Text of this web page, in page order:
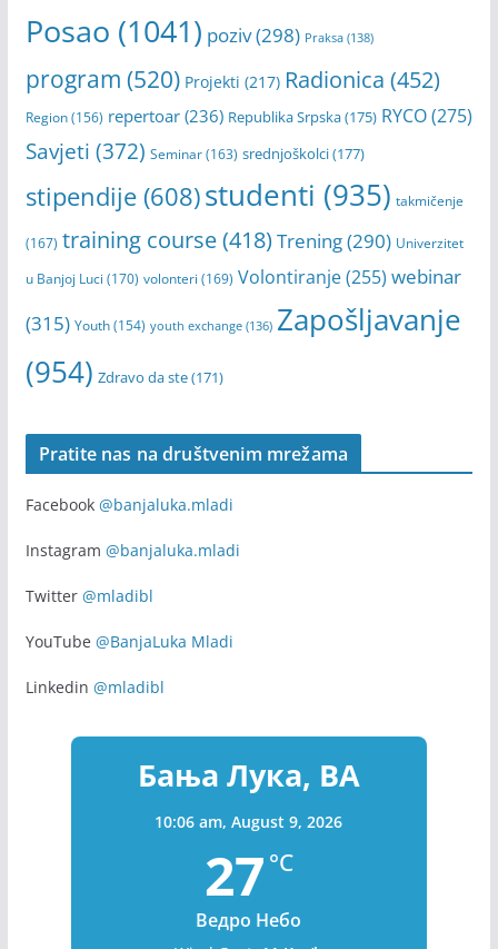
Posao (1041) poziv(298) Praksa(138)
program (520) Projekti (217) Radionica (452)
Region(156) repertoar(236) Republika Srpska(175) RYCO(275)
Savjeti (372) Seminar(163) srednjoškolci(177)
stipendije(608)studenti (935) takmičenje
(167) training course(418) Trening(290) Univerzitet
u Banjoj Luci (170) volonteri (169) Volontiranje(255) webinar
(315) Youth(154) youth exchange(136) Zapošljavanje
(954) Zdravo da ste(171)
Pratite nas na društvenim mrežama
Facebook @banjaluka.mladi
Instagram @banjaluka.mladi
Twitter @mladibl
YouTube @BanjaLuka Mladi
Linkedin @mladibl
Бања Лука, BA
10:06 am,August 9, 2026
27 °C
Ведро Небо